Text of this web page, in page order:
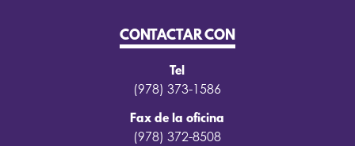
CONTACTAR CON
Tel
(978) 373-1586
Fax de la oficina
(978) 372-8508